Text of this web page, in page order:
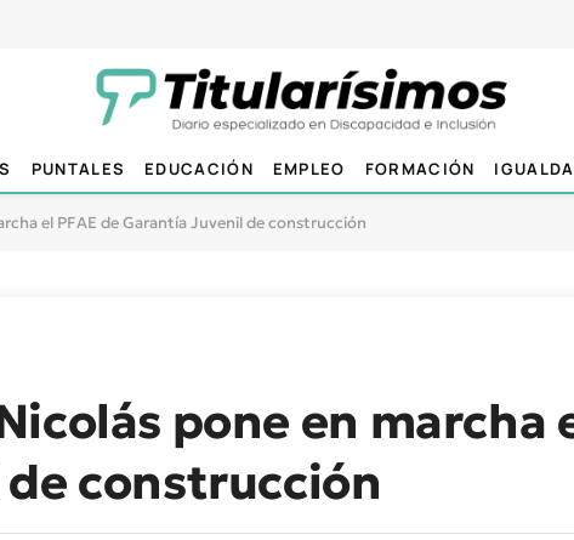
PUNTALES EDUCACIÓN EMPLEO FORMACIÓN
el PFAE de Garantía Juvenil de construcción
pone en marcha
construcción